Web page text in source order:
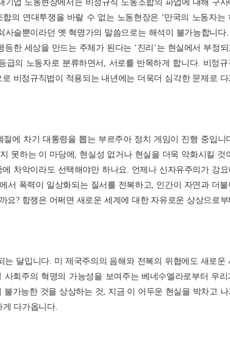
의 연대투쟁을 바랄 수 없는 노동현장은 ‘만국의 노동자는
슬뿐이라던 옛 혁명가의 말씀으로는 해석이 불가능합니다
한 세상을 만드는 주체가 된다는 ‘진리’는 현실에서 부정되
급의 노동자로 분류하면서, 서로를 반목하게 합니다. 비정규
비정규직법이 적용되는 내년에는 더욱더 심각한 문제로 다
에 차기 대통령을 뽑는 부르주아 정치 게임이 진행 중입니
못하는 이 마당에, 현실성 없거나 현실을 더욱 악화시킬 것
차악이라도 선택해야만 하나요. 언제나 신자유주의가 강요
서 폭력이 일상화되는 질서를 전복하고, 인간이 자연과 더
요? 항쟁은 어쩌면 새로운 세계에 대한 자유로운 상상으로부
는 달입니다. 미 제국주의의 음해와 전복의 위협에도 새로운
사회주의 혁명의 가능성을 보여주는 베네수엘라로부터 우
가능한 것을 상상하는 것, 지금 이 어두운 현실을 박차고 나
다가옵니다.